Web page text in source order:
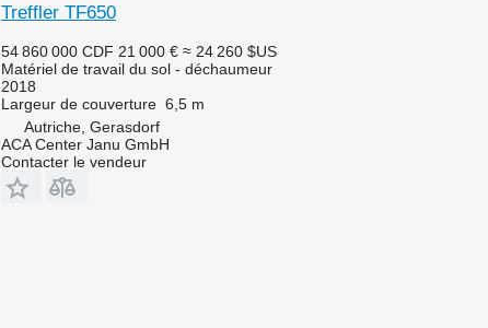
Treffler TF650
54 860 000 CDF 21 000 € ≈ 24 260 $US
Matériel de travail du sol - déchaumeur
2018
Largeur de couverture 6,5 m
Autriche, Gerasdorf
ACA Center Janu GmbH
Contacter le vendeur